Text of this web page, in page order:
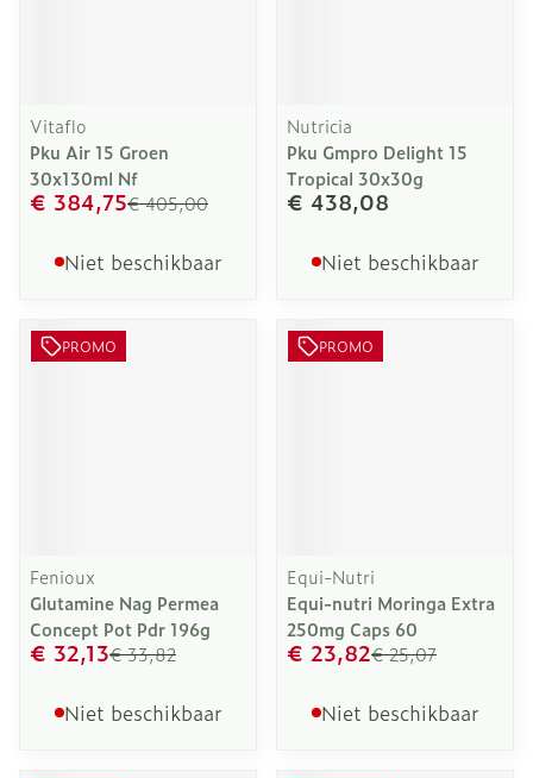
Vitaflo
Pku Air 15 Groen
30x130ml Nf
€ 405,00
€ 384,75
Niet beschikbaar
Nutricia
Pku Gmpro Delight 15
Tropical 30x30g
€ 438,08
Niet beschikbaar
PROMO
Fenioux
Glutamine Nag Permea
Concept Pot Pdr 196g
€ 33,82
€ 32,13
Niet beschikbaar
PROMO
Equi-Nutri
Equi-nutri Moringa Extra
250mg Caps 60
€ 25,07
€ 23,82
Niet beschikbaar